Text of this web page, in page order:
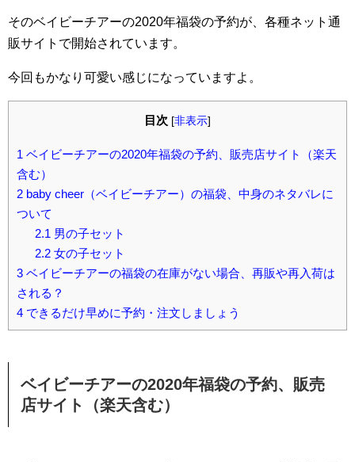
そのベイビーチアーの2020年福袋の予約が、各種ネット通
販サイトで開始されています。
今回もかなり可愛い感じになっていますよ。
目次 [非表示]
1 ベイビーチアーの2020年福袋の予約、販売店サイト（楽天
含む）
2 baby cheer（ベイビーチアー）の福袋、中身のネタバレに
ついて
2.1 男の子セット
2.2女の子セット
3 ベイビーチアーの福袋の在庫がない場合、再販や再入荷は
される？
4 できるだけ早めに予約・注文しましょう
ベイビーチアーの2020年福袋の予約、販売
店サイト（楽天含む）